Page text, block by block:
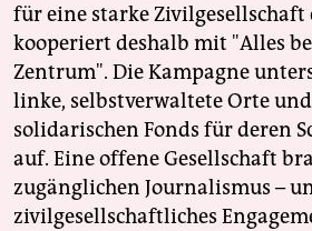
für eine starke Zivilgesellschaft
kooperiert deshalb mit "Alles
Zentrum". Die Kampagne
linke, selbstverwaltete Orte
solidarischen Fonds für deren
auf. Eine offene Gesellschaft
zugänglichen Journalismus –
zivilgesellschaftliches